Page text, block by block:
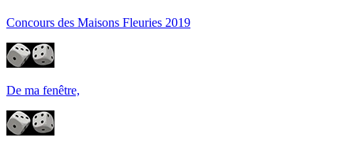
Concours des Maisons Fleuries 2019
De ma fenêtre,